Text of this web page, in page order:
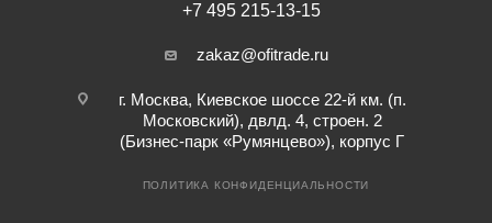
+7 495 215-13-15
zakaz@ofitrade.ru
г. Москва, Киевское шоссе 22-й км. (п.
Московский), двлд. 4, строен. 2
(Бизнес-парк «Румянцево»), корпус Г
ПОЛИТИКА КОНФИДЕНЦИАЛЬНОСТИ